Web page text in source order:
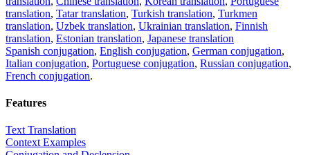
translation, Tatar translation, Turkish translation, Turkmen
translation, Uzbek translation, Ukrainian translation, Finnish
translation, Estonian translation, Japanese translation
Spanish conjugation, English conjugation, German conjugation,
Italian conjugation, Portuguese conjugation, Russian conjugation,
French conjugation.
Features
Text Translation
Context Examples